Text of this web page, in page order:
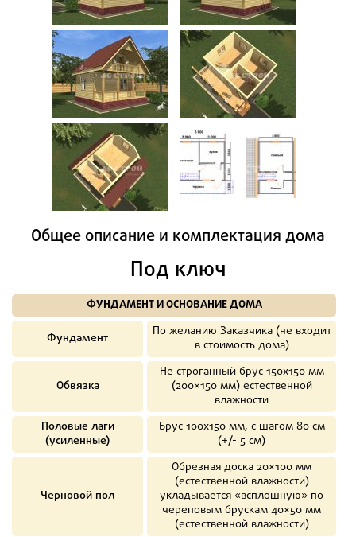
Общее описание и комплектация дома
Под ключ
ФУНДАМЕНТ И ОСНОВАНИЕ ДОМА
Фундамент
По желанию Заказчика (не входит
в стоимость дома)
Обвязка
Не строганный брус 150х150 мм
(200×150 мм) естественной
влажности
Половые лаги
(усиленные)
Брус 100х150 мм, с шагом 80 см
(+/- 5 см)
Черновой пол
Обрезная доска 20×100 мм
(естественной влажности)
укладывается «всплошную» по
череповым брускам 40×50 мм
(естественной влажности)